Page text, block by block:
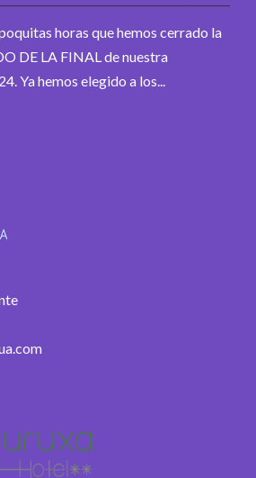
horas que hemos cerrado la
DE LA FINAL de nuestra
Ya hemos elegido a los...